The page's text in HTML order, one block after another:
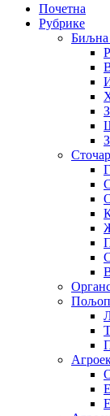
Почетна
Рубрике
Биљна